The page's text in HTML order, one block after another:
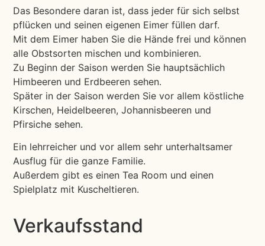
Das Besondere daran ist, dass jeder für sich selbst
pflücken und seinen eigenen Eimer füllen darf.
Mit dem Eimer haben Sie die Hände frei und können
alle Obstsorten mischen und kombinieren.
Zu Beginn der Saison werden Sie hauptsächlich
Himbeeren und Erdbeeren sehen.
Später in der Saison werden Sie vor allem köstliche
Kirschen, Heidelbeeren, Johannisbeeren und
Pfirsiche sehen.
Ein lehrreicher und vor allem sehr unterhaltsamer
Ausflug für die ganze Familie.
Außerdem gibt es einen Tea Room und einen
Spielplatz mit Kuscheltieren.
Verkaufsstand